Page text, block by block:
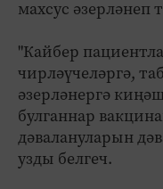
махсус
"Кайбер
чирләүчеләргә,
әзерләнергә
булганнар
дәвалануларын
узды белгеч.